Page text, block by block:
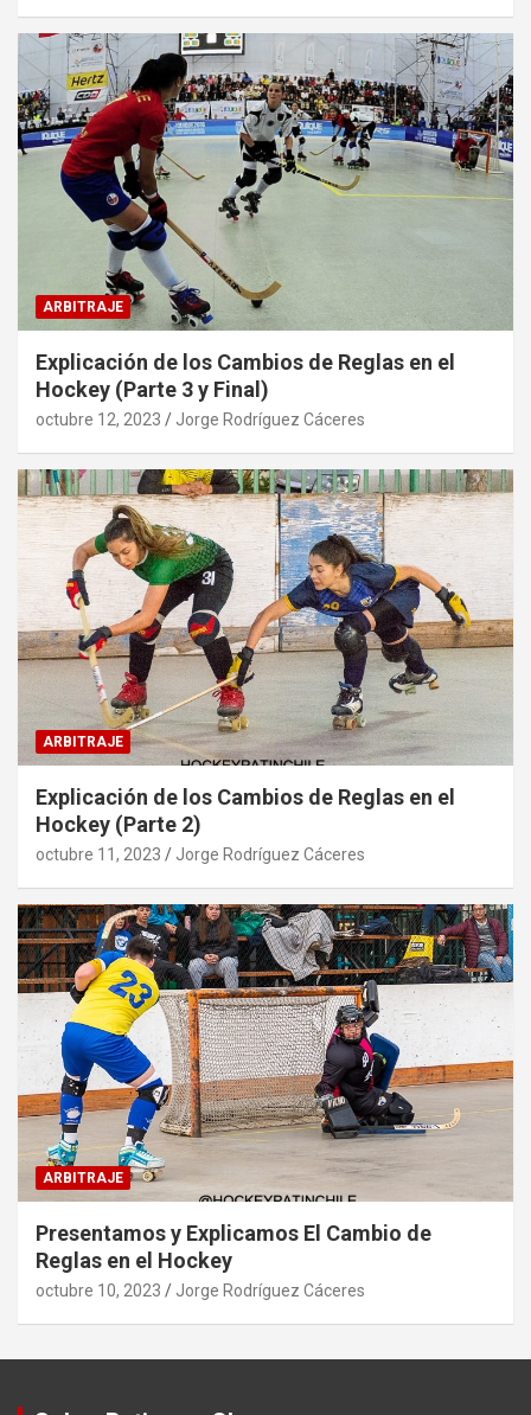
ARBITRAJE
Explicación de los Cambios de Reglas en el
Hockey (Parte 3 y Final)
octubre 12, 2023 Jorge Rodríguez Cáceres
ARBITRAJE
Explicación de los Cambios de Reglas en el
Hockey (Parte 2)
octubre 11, 2023 Jorge Rodríguez Cáceres
ARBITRAJE
Presentamos y Explicamos El Cambio de
Reglas en el Hockey
octubre 10, 2023 Jorge Rodríguez Cáceres